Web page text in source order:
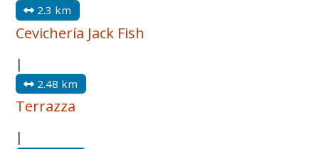
2.3 km
Cevichería Jack Fish
|
2.48 km
Terrazza
|